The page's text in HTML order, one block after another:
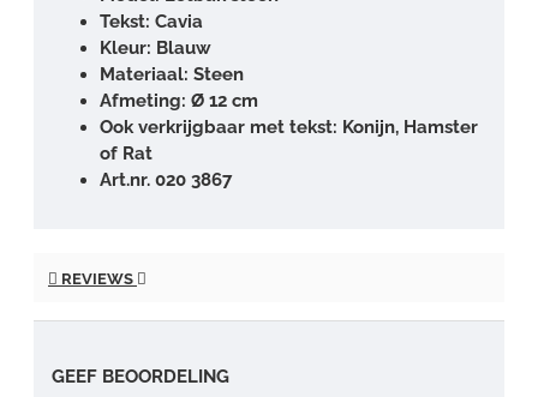
Tekst: Cavia
Kleur: Blauw
Materiaal: Steen
Afmeting: Ø 12 cm
Ook verkrijgbaar met tekst: Konijn, Hamster
of Rat
Art.nr. 020 3867
REVIEWS
GEEF BEOORDELING